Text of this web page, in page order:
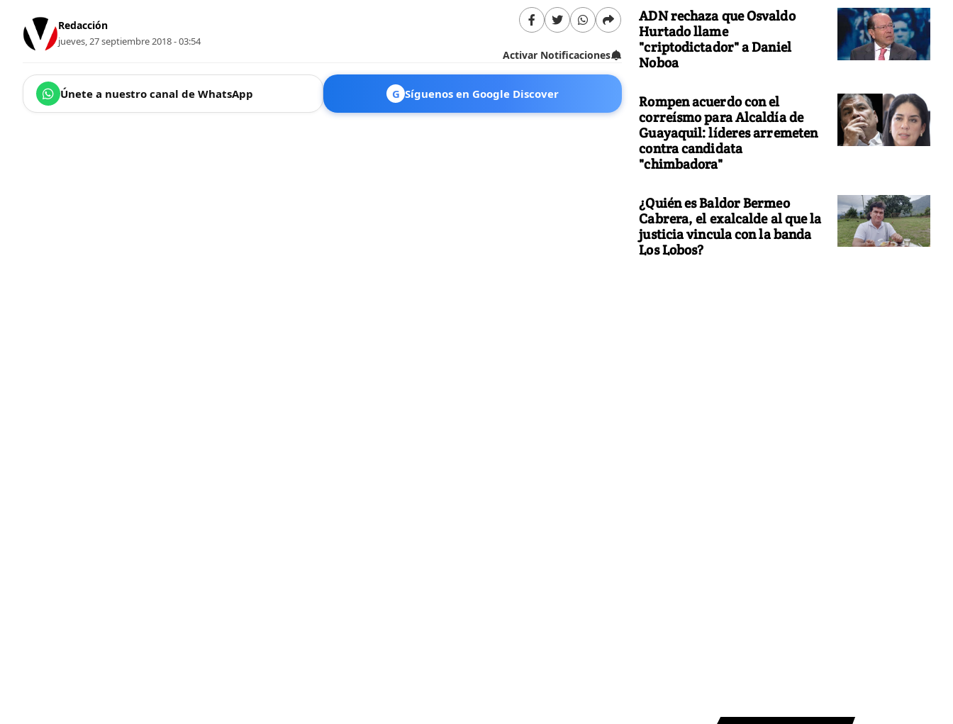
Redacción
jueves, 27 septiembre 2018 - 03:54
Activar Notificaciones
Únete a nuestro canal de WhatsApp G Síguenos en Google Discover
ADN rechaza que Osvaldo
Hurtado llame
"criptodictador" a Daniel
Noboa
Rompen acuerdo con el
correísmo para Alcaldía de
Guayaquil: líderes arremeten
contra candidata
"chimbadora"
¿Quién es Baldor Bermeo
Cabrera, el exalcalde al que la
justicia vincula con la banda
Los Lobos?